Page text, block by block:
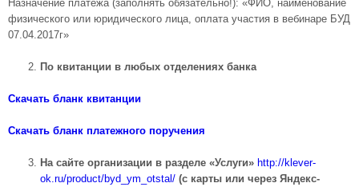
Назначение платежа (заполнять обязательно!): «ФИО, наименование
физического или юридического лица, оплата участия в вебинаре БУД
07.04.2017г»
По квитанции в любых отделениях банка
Скачать бланк квитанции
Скачать бланк платежного поручения
На сайте организации в разделе «Услуги» http://klever-
ok.ru/product/byd_ym_otstal/ (с карты или через Яндекс-